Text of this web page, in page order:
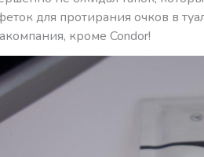
для протирания очков в
кроме Condor!